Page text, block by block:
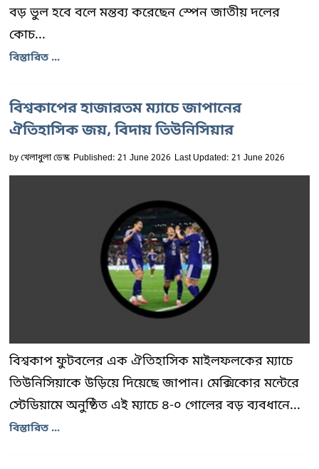
বড় ভুল হবে বলে মন্তব্য করেছেন স্পেন জাতীয় দলের
কোচ...
বিস্তারিত ...
বিশ্বকাপের হাজারতম ম্যাচে জাপানের
ঐতিহাসিক জয়, বিদায় তিউনিসিয়ার
byখেলাধুলা ডেস্ক Published: 21 June 2026 Last Updated: 21 June 2026
বিশ্বকাপ ফুটবলের এক ঐতিহাসিক মাইলফলকের ম্যাচে
তিউনিসিয়াকে উড়িয়ে দিয়েছে জাপান। মেক্সিকোর মন্টেরে
স্টেডিয়ামে অনুষ্ঠিত এই ম্যাচে ৪-০ গোলের বড় ব্যবধানে...
বিস্তারিত ...